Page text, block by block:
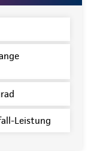
Leistung